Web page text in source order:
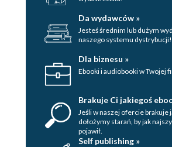
Da wydawców »
Jesteś średnim lub dużym
naszego systemu dystrybucji!
Dla biznesu »
Ebooki i audiobooki w Twojej
Brakuje Ci jakiegoś
Jeśli w naszej ofercie brakuje
dołożymy starań, by jak
pojawił.
Self publishing »